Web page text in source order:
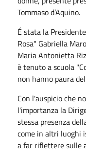
Tommaso d’Aquino.
É stata la
Rosa" Gabriella
Maria Antonietta
è tenuto a scuola
non hanno paura
Con l'auspicio che
l'importanza la
stessa presenza
come in altri luoghi
a far riflettere sulle